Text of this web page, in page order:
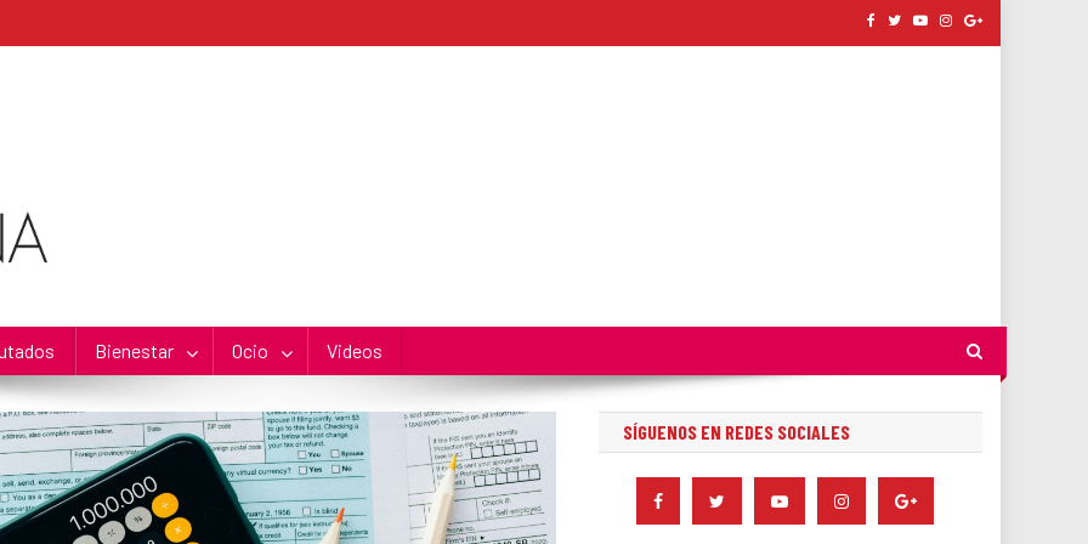
Bienestar Ocio Videos
SÍGUENOS EN REDES SOCIALES